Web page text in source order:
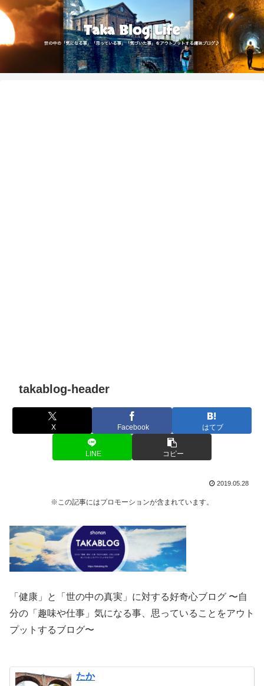
takablog-header
X Facebook はてブ
LINE コピー
2019.05.28
※この記事にはプロモーションが含まれています。
「健康」と「世の中の真実」に対する好奇心ブログ 〜自
分の「趣味や仕事」気になる事、思っていることをアウト
プットするブログ〜
たか